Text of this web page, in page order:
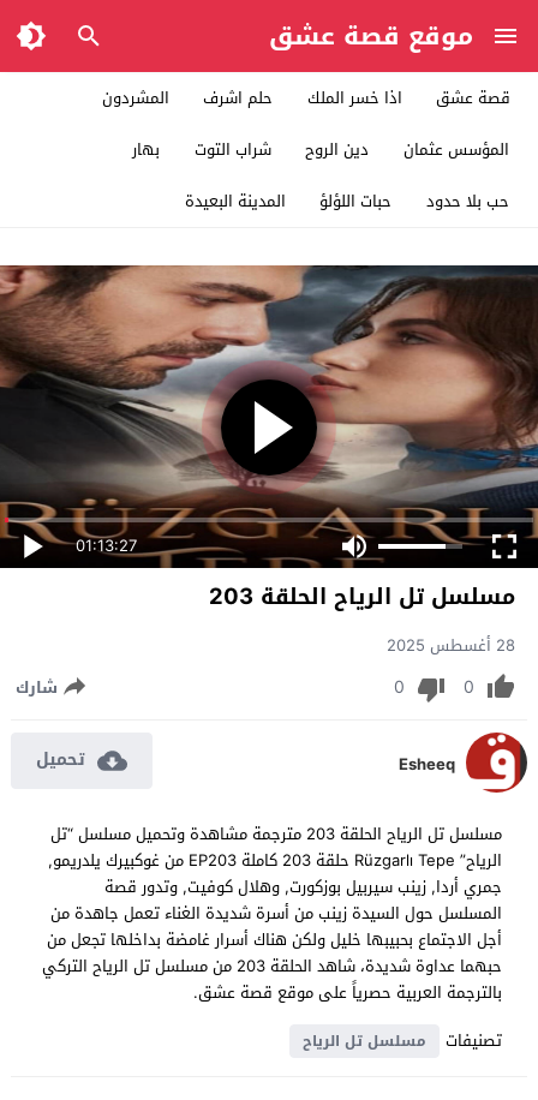
موقع قصة عشق
قصة عشق اذا خسر الملك حلم اشرف
المشردون
المؤسس عثمان
دين الروح شراب التوت
بهار
حب بلا حدود
حبات اللؤلؤ المدينة البعيدة
01:13:27
مسلسل تل الرياح الحلقة 203
28 أغسطس 2025
0
0 شارك
Esheeq تحميل
مسلسل تل الرياح الحلقة 203 مترجمة مشاهدة وتحميل مسلسل “تل
الرياح” Rüzgarlı Tepe حلقة 203 كاملة EP203 من غوكبيرك يلدريمو,
جمري أردا, زينب سيربيل بوزكورت, وهلال كوفيت, وتدور قصة
المسلسل حول السيدة زينب من أسرة شديدة الغناء تعمل جاهدة من
أجل الاجتماع بحبيبها خليل ولكن هناك أسرار غامضة بداخلها تجعل من
حبهما عداوة شديدة، شاهد الحلقة 203 من مسلسل تل الرياح التركي
بالترجمة العربية حصرياً على موقع قصة عشق.
تصنيفات
مسلسل تل الرياح